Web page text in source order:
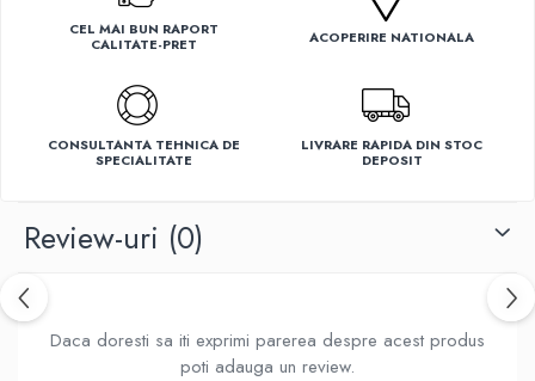
VentilatoareCEL MAI BUN RAPORT
CALITATE-PRET
ACOPERIRE NATIONALA
CONSULTANTA TEHNICA DE
SPECIALITATE
LIVRARE RAPIDA DIN STOC
DEPOSIT
Review-uri (0)
Daca doresti sa iti exprimi parerea despre acest produs
poti adauga un review.